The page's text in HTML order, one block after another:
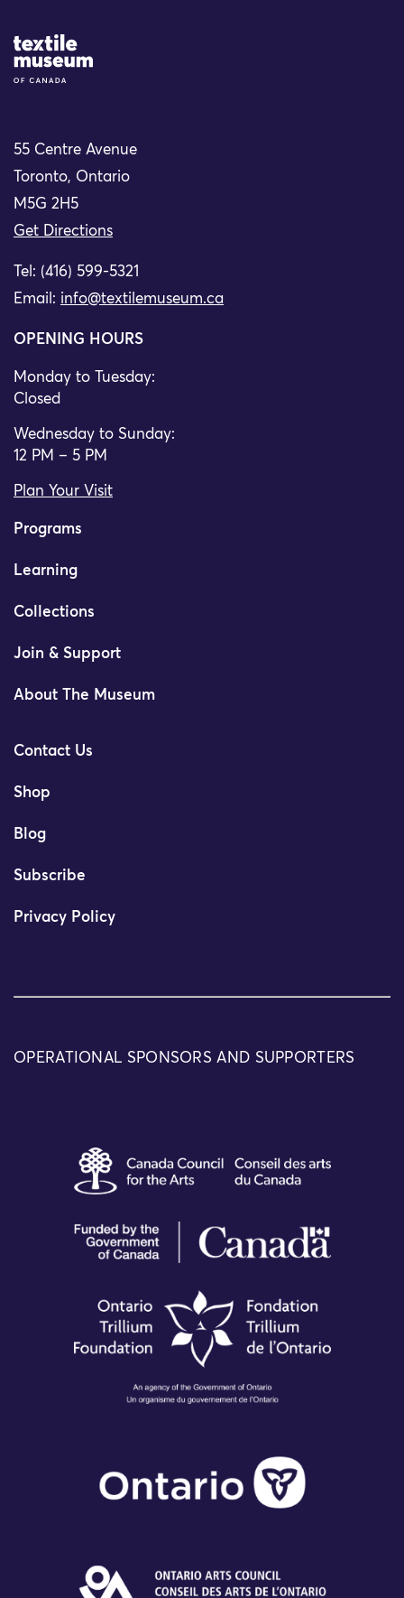
Site Logo
55 Centre Avenue
Toronto, Ontario
M5G 2H5
Get Directions
Tel: (416) 599-5321
Email: info@textilemuseum.ca
OPENING HOURS
Monday to Tuesday:
Closed
Wednesday to Sunday:
12 PM – 5 PM
Plan Your Visit
Programs
Learning
Collections
Join & Support
About The Museum
Contact Us
Shop
Blog
Subscribe
Privacy Policy
OPERATIONAL SPONSORS AND SUPPORTERS